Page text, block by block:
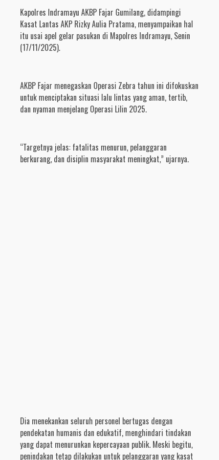
Kapolres Indramayu AKBP Fajar Gumilang, didampingi
Kasat Lantas AKP Rizky Aulia Pratama, menyampaikan hal
itu usai apel gelar pasukan di Mapolres Indramayu, Senin
(17/11/2025).
AKBP Fajar menegaskan Operasi Zebra tahun ini difokuskan
untuk menciptakan situasi lalu lintas yang aman, tertib,
dan nyaman menjelang Operasi Lilin 2025.
“Targetnya jelas: fatalitas menurun, pelanggaran
berkurang, dan disiplin masyarakat meningkat,” ujarnya.
Dia menekankan seluruh personel bertugas dengan
pendekatan humanis dan edukatif, menghindari tindakan
yang dapat menurunkan kepercayaan publik. Meski begitu,
penindakan tetap dilakukan untuk pelanggaran yang kasat